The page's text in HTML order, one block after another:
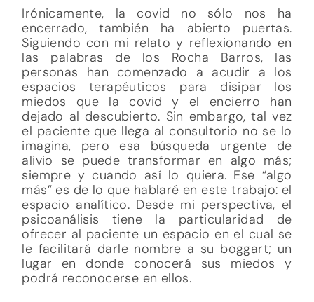
Irónicamente, la covid no sólo nos ha
encerrado, también ha abierto puertas.
Siguiendo con mi relato y reflexionando en
las palabras de los Rocha Barros, las
personas han comenzado a acudir a los
espacios terapéuticos para disipar los
miedos que la covid y el encierro han
dejado al descubierto. Sin embargo, tal vez
el paciente que llega al consultorio no se lo
imagina, pero esa búsqueda urgente de
alivio se puede transformar en algo más;
siempre y cuando así lo quiera. Ese “algo
más” es de lo que hablaré en este trabajo: el
espacio analítico. Desde mi perspectiva, el
psicoanálisis tiene la particularidad de
ofrecer al paciente un espacio en el cual se
le facilitará darle nombre a su boggart; un
lugar en donde conocerá sus miedos y
podrá reconocerse en ellos.